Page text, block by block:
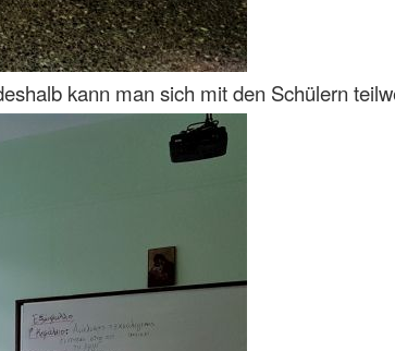
kann man sich mit den Schülern